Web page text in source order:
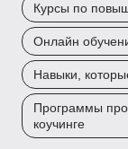
Курсы по
Онлайн
Навыки,
Программы
коучинге